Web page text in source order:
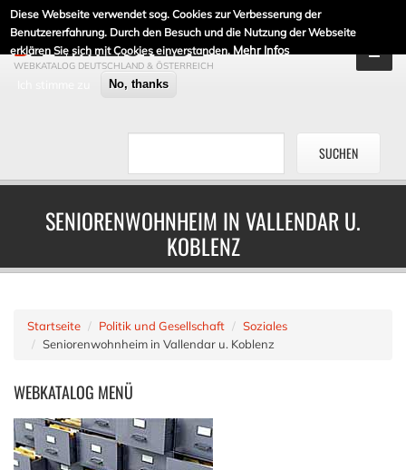
Diese Webseite verwendet sog. Cookies zur Verbesserung der
Benutzererfahrung. Durch den Besuch und die Nutzung der Webseite
erklären Sie sich mit Cookies einverstanden. Mehr Infos
No, thanks
DE-LINKLISTE.DE
WEBKATALOG DEUTSCHLAND & ÖSTERREICH
SENIORENWOHNHEIM IN VALLENDAR U.
KOBLENZ
Startseite Politik und Gesellschaft
Soziales
Seniorenwohnheim in Vallendar u. Koblenz
WEBKATALOG MENÜ